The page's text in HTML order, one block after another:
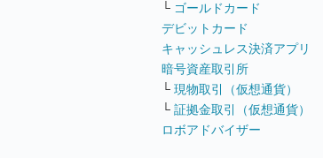
└ ゴールドカード
デビットカード
キャッシュレス決済アプリ
暗号資産取引所
└ 現物取引（仮想通貨）
└ 証拠金取引（仮想通貨）
ロボアドバイザー